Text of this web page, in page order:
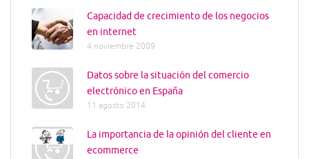
Capacidad de crecimiento de los negocios
en internet
4 noviembre 2009
Datos sobre la situación del comercio
electrónico en España
11 agosto 2014
La importancia de la opinión del cliente en
ecommerce